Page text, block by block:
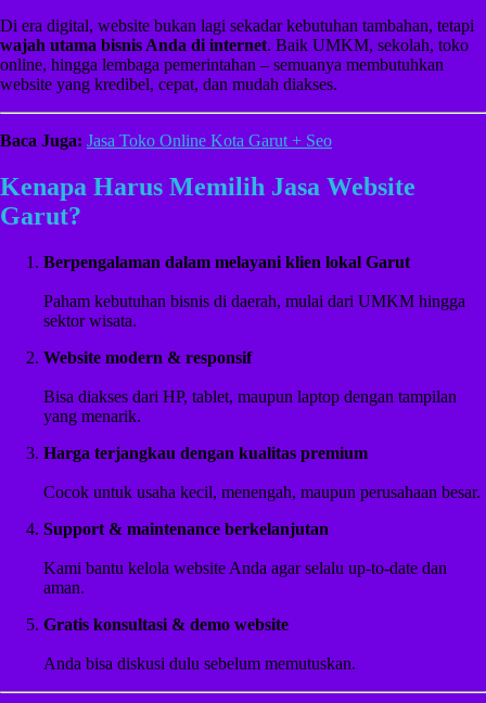
Di era digital, website bukan lagi sekadar kebutuhan tambahan, tetapi
wajah utama bisnis Anda di internet. Baik UMKM, sekolah, toko
online, hingga lembaga pemerintahan – semuanya membutuhkan
website yang kredibel, cepat, dan mudah diakses.
Baca Juga: Jasa Toko Online Kota Garut + Seo
Kenapa Harus Memilih Jasa Website
Garut?
Berpengalaman dalam melayani klien lokal Garut
Paham kebutuhan bisnis di daerah, mulai dari UMKM hingga
sektor wisata.
Website modern & responsif
Bisa diakses dari HP, tablet, maupun laptop dengan tampilan
yang menarik.
Harga terjangkau dengan kualitas premium
Cocok untuk usaha kecil, menengah, maupun perusahaan besar.
Support & maintenance berkelanjutan
Kami bantu kelola website Anda agar selalu up-to-date dan
aman.
Gratis konsultasi & demo website
Anda bisa diskusi dulu sebelum memutuskan.